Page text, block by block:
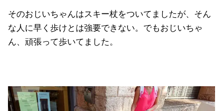
そのおじいちゃんはスキー杖をついてましたが、そん
な人に早く歩けとは強要できない。でもおじいちゃ
ん、頑張って歩いてました。